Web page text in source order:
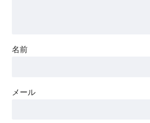
名前
メール